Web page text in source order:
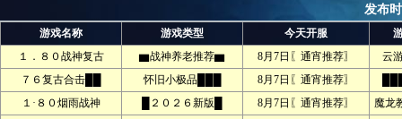
发布
游戏名称 游戏类型 今天开服
１．８０战神复古
▆战神养老推荐▆ 8月7日〖通宵推荐〗
云
７６复古合击██
怀旧小极品███ 8月7日〖通宵推荐〗
１·８０烟雨战神
█２０２６新版█ 8月7日〖通宵推荐〗
魔龙